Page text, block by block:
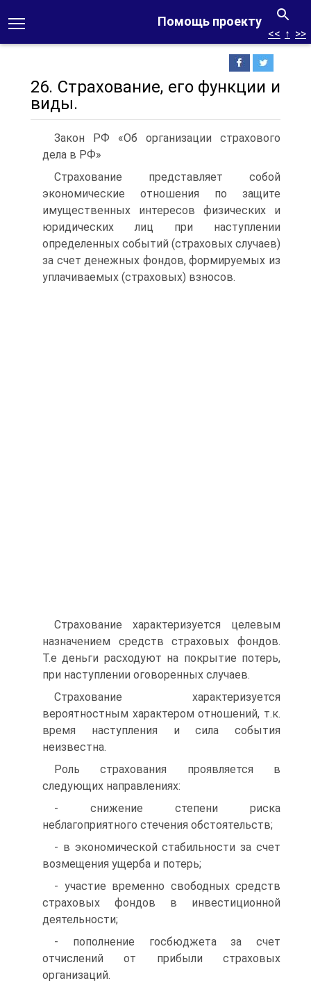
Помощь проекту
<< ↑ >>
26. Страхование, его функции и
виды.
Закон РФ «Об организации страхового
дела в РФ»
Страхование представляет собой
экономические отношения по защите
имущественных интересов физических и
юридических лиц при наступлении
определенных событий (страховых случаев)
за счет денежных фондов, формируемых из
уплачиваемых (страховых) взносов.
Страхование характеризуется целевым
назначением средств страховых фондов.
Т.е деньги расходуют на покрытие потерь,
при наступлении оговоренных случаев.
Страхование характеризуется
вероятностным характером отношений, т.к.
время наступления и сила события
неизвестна.
Роль страхования проявляется в
следующих направлениях:
- снижение степени риска
неблагоприятного стечения обстоятельств;
- в экономической стабильности за счет
возмещения ущерба и потерь;
- участие временно свободных средств
страховых фондов в инвестиционной
деятельности;
- пополнение госбюджета за счет
отчислений от прибыли страховых
организаций.